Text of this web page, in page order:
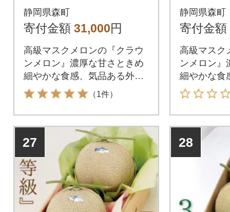
桐箱入り【森町SF】
静岡県森町
寄付金額 31,000円
高級マスクメロンの『クラウ
ンメロン』濃厚な甘さときめ
細やかな食感、気品ある外観
をご堪能ください。
（1件）
ギフト
F】
静岡県森町
寄付金額
高級マスク
ンメロン』
細やかな食
をご堪能く
27 28